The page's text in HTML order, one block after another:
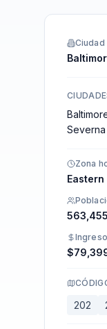
Ciudad
Zona
Eastern
563,455
202